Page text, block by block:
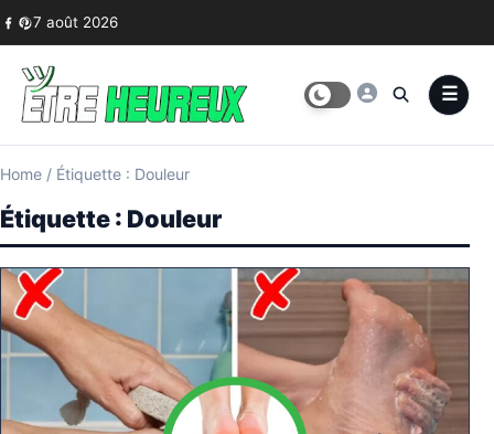
Skip to content
7 août 2026
Home / Étiquette : Douleur
Étiquette : Douleur